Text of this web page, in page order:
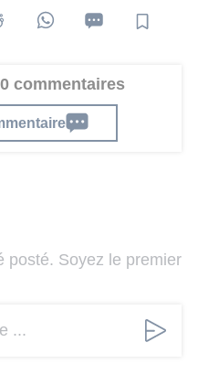
commentaires
posté. Soyez le premier
...